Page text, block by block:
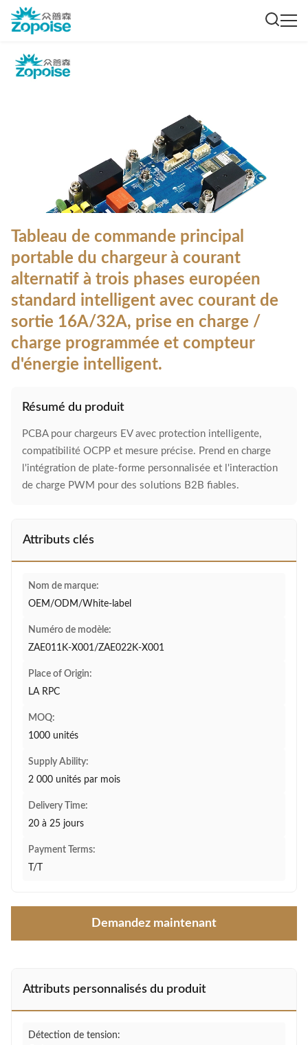
Tableau de commande principal
portable du chargeur à courant
alternatif à trois phases européen
standard intelligent avec courant de
sortie 16A/32A, prise en charge /
charge programmée et compteur
d'énergie intelligent.
Résumé du produit
PCBA pour chargeurs EV avec protection intelligente,
compatibilité OCPP et mesure précise. Prend en charge
l'intégration de plate-forme personnalisée et l'interaction
de charge PWM pour des solutions B2B fiables.
Attributs clés
Nom de marque:
OEM/ODM/White-label
Numéro de modèle:
ZAE011K-X001/ZAE022K-X001
Place of Origin:
LA RPC
MOQ:
1000 unités
Supply Ability:
2 000 unités par mois
Delivery Time:
20 à 25 jours
Payment Terms:
T/T
Demandez maintenant
Attributs personnalisés du produit
Détection de tension: